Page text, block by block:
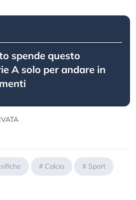
spende questo
A solo per andare in
# Calcio # Sport